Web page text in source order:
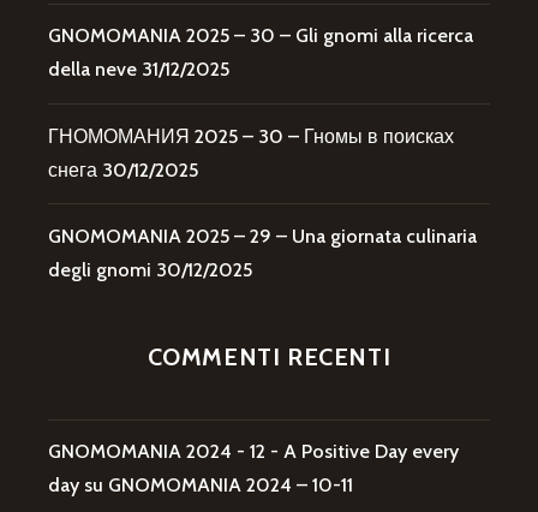
GNOMOMANIA 2025 – 30 – Gli gnomi alla ricerca
della neve 31/12/2025
ГНОМОМАНИЯ 2025 – 30 – Гномы в поисках
снега 30/12/2025
GNOMOMANIA 2025 – 29 – Una giornata culinaria
degli gnomi 30/12/2025
COMMENTI RECENTI
GNOMOMANIA 2024 - 12 - A Positive Day every
day su GNOMOMANIA 2024 – 10-11